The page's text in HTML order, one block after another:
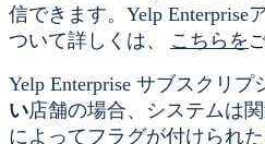
信できます。Yelp Enterprise
ついて詳しくは、
こちらを
Yelp Enterprise サブスクリプ
い店舗の場合、システムは
によってフラグが付けられ